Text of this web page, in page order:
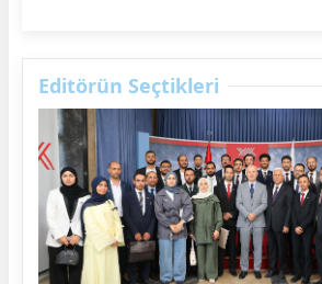
Editörün Seçtikleri